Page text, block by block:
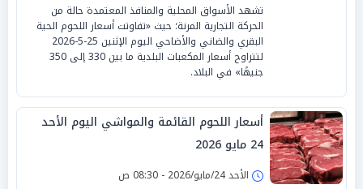
تشهد الأسواق المحلية والمنافذ المعتمدة حالة من
الحركة التجارية المرنة؛ حيث «تفاوتت أسعار اللحوم الحية
البقري والضاني والأضاحي اليوم الإثنين 25-5-2026
لتتراوح أسعار المكعبات البلدية ما بين 330 إلى 350
جنيهًا» في البلاد.
أسعار اللحوم القائمة والمواشي اليوم الأحد
24 مايو 2026
الأحد 24/مايو/2026 - 08:30 ص